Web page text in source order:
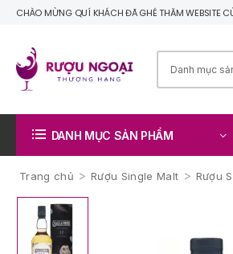
CHÀO MỪNG QUÍ KHÁCH ĐÃ GHÉ THĂM WEBSITE
DANH MỤC SẢN PHẨM
Trang chủ > Rượu Single Malt > Rượu